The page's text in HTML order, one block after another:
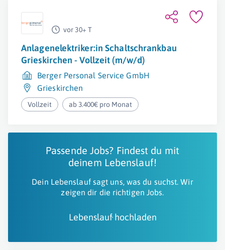
vor 30+ T
Anlagenelektriker:in Schaltschrankbau
Grieskirchen - Vollzeit (m/w/d)
Berger Personal Service GmbH
Grieskirchen
Vollzeit ab 3.400€ pro Monat
Passende Jobs? Findest du mit
deinem Lebenslauf!
Dein Lebenslauf sagt uns, was du suchst. Wir
zeigen dir die richtigen Jobs.
Lebenslauf hochladen